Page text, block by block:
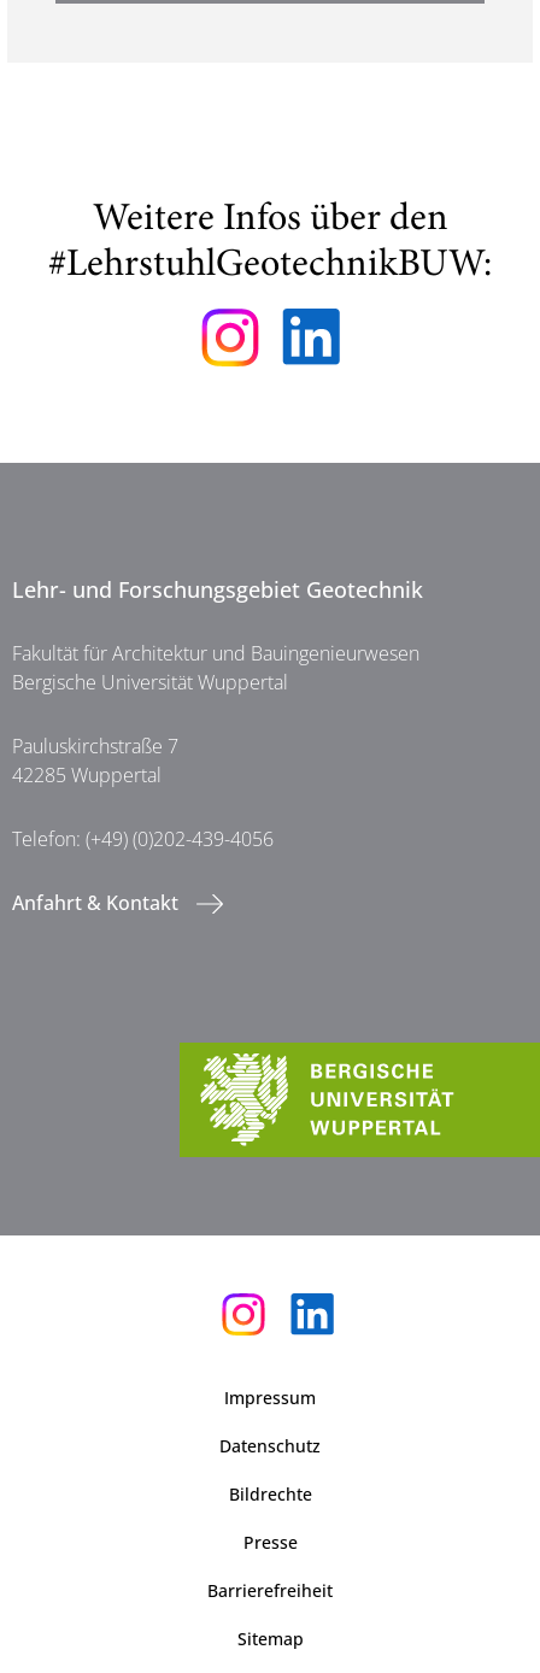
Weitere Infos über den
#LehrstuhlGeotechnikBUW:
Lehr- und Forschungsgebiet Geotechnik
Fakultät für Architektur und Bauingenieurwesen
Bergische Universität Wuppertal
Pauluskirchstraße 7
42285 Wuppertal
Telefon: (+49) (0)202-439-4056
Anfahrt & Kontakt
Impressum
Datenschutz
Bildrechte
Presse
Barrierefreiheit
Sitemap